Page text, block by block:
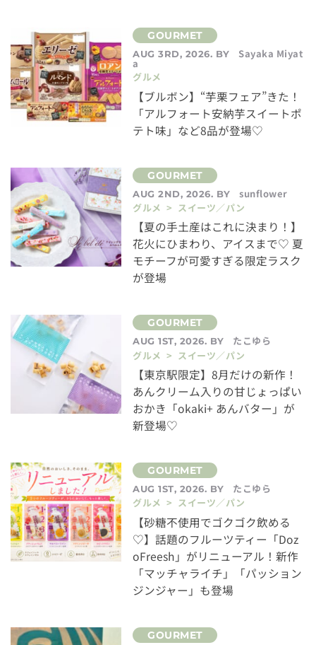
AUG 3RD, 2026. BY Sayaka Miyat
a
グルメ
【ブルボン】“芋栗フェア”きた！
「アルフォート安納芋スイートポ
テト味」など8品が登場♡
AUG 2ND, 2026. BY
sunflower
グルメ > スイーツ／パン
【夏の手土産はこれに決まり！】
花火にひまわり、アイスまで♡ 夏
モチーフが可愛すぎる限定ラスク
が登場
AUG 1ST, 2026. BY
たこゆら
グルメ > スイーツ／パン
【東京駅限定】8月だけの新作！
あんクリーム入りの甘じょっぱい
おかき「okaki+ あんバター」が
新登場♡
AUG 1ST, 2026. BY
たこゆら
グルメ > スイーツ／パン
【砂糖不使用でゴクゴク飲める
♡】話題のフルーツティー「Doz
oFreesh」がリニューアル！新作
「マッチャライチ」「パッション
ジンジャー」も登場